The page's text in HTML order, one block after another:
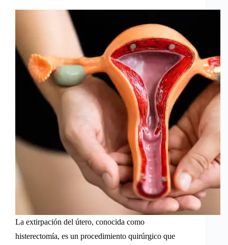
La extirpación del útero, conocida como
histerectomía, es un procedimiento quirúrgico que